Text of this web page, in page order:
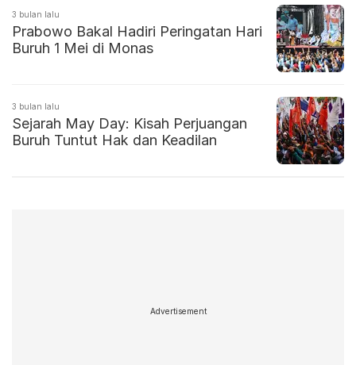
3 bulan lalu
Prabowo Bakal Hadiri Peringatan Hari
Buruh 1 Mei di Monas
3 bulan lalu
Sejarah May Day: Kisah Perjuangan
Buruh Tuntut Hak dan Keadilan
Advertisement